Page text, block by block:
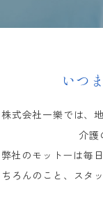
いつ
株式会社一樂では、
介護
弊社のモットーは毎
ちろんのこと、スタ